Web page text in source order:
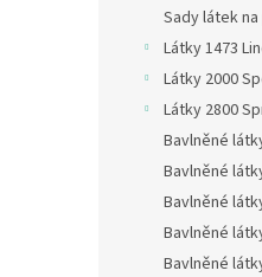
Sady látek
Látky 1473
Látky 2000
Látky 2800
Bavlněné
Bavlněné
Bavlněné
Bavlněné
Bavlněné